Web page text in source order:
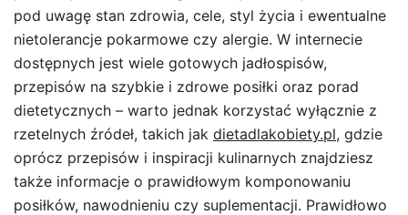
pod uwagę stan zdrowia, cele, styl życia i ewentualne
nietolerancje pokarmowe czy alergie. W internecie
dostępnych jest wiele gotowych jadłospisów,
przepisów na szybkie i zdrowe posiłki oraz porad
dietetycznych – warto jednak korzystać wyłącznie z
rzetelnych źródeł, takich jak dietadlakobiety.pl, gdzie
oprócz przepisów i inspiracji kulinarnych znajdziesz
także informacje o prawidłowym komponowaniu
posiłków, nawodnieniu czy suplementacji. Prawidłowo